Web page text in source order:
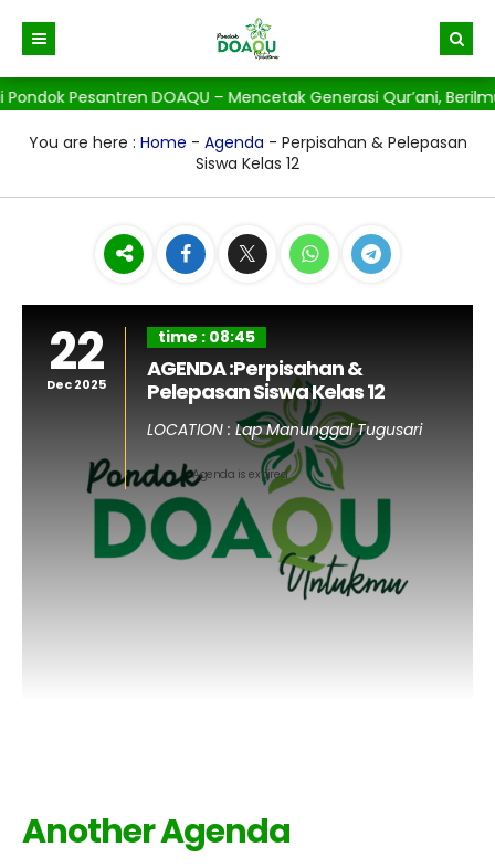
Beranda
Berita
Pesantren DOAQU – Mencetak Generasi Qur’ani,
You are here : Home - Agenda - Perpisahan & Pelepasan
Siswa Kelas 12
22
Dec 2025
time : 08:45
AGENDA :Perpisahan &
Pelepasan Siswa Kelas 12
LOCATION : Lap Manunggal Tugusari
Agenda is expired
Another Agenda